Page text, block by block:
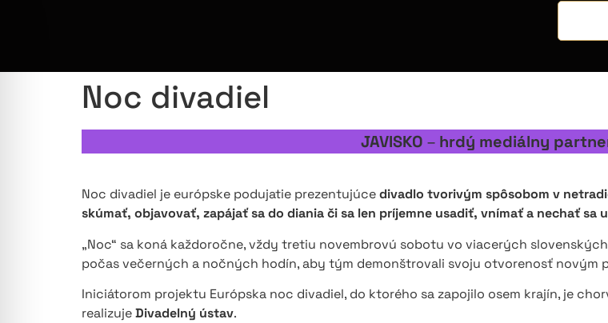
Noc divadiel
JAVISKO – hrdý mediálny
Noc divadiel je európske podujatie prezentujúcedivadlo tvorivým spôsobom v
skúmať, objavovať, zapájať sa do diania či sa len príjemne usadiť, vnímať a nechať sa
„Noc“ sa koná každoročne, vždy tretiu novembrovú sobotu vo viacerých
počas večerných a nočných hodín, aby tým demonštrovali svoju otvorenosť novým
Iniciátorom projektu Európska noc divadiel, do ktorého sa zapojilo osem krajín, je
realizujeDivadelný ústav.